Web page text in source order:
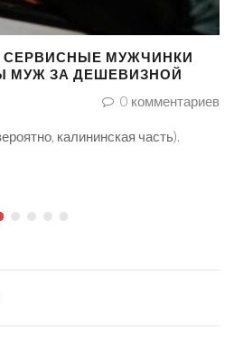
МУЖЧИНКИ
МУЖ ЗА ДЕШЕВИЗНОЙ
0 комментариев
калининская часть).